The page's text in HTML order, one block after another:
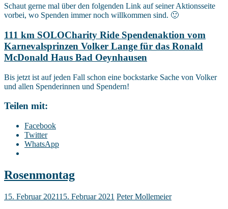
Schaut gerne mal über den folgenden Link auf seiner Aktionsseite
vorbei, wo Spenden immer noch willkommen sind. 🙂
111 km SOLOCharity Ride Spendenaktion vom
Karnevalsprinzen Volker Lange für das Ronald
McDonald Haus Bad Oeynhausen
Bis jetzt ist auf jeden Fall schon eine bockstarke Sache von Volker
und allen Spenderinnen und Spendern!
Teilen mit:
Facebook
Twitter
WhatsApp
Rosenmontag
15. Februar 202115. Februar 2021 Peter Mollemeier